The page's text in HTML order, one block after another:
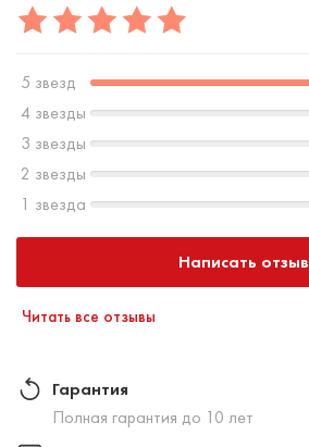
5 звезд
4 звезды
3 звезды
2 звезды
1 звезда
Написать отзыв
Читать все отзывы
Гарантия
Полная гарантия до 10 лет